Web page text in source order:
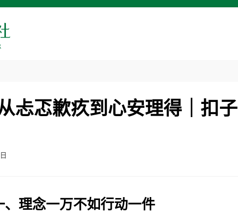
忐忑歉疚到心安理得｜扣子
、理念一万不如行动一件